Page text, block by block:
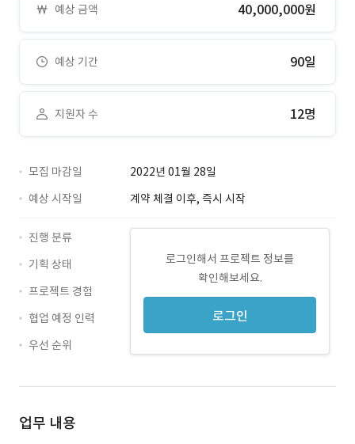
예상 금액 40,000,000원
예상 기간 90일
지원자 수 12명
모집 마감일
2022년 01월 28일
예상 시작일
계약 체결 이후, 즉시 시작
로그인해서 프로젝트 정보를
확인해보세요.
로그인
진행 분류
기획 상태
프로젝트 경험
협업 예정 인력
우선 순위
업무 내용